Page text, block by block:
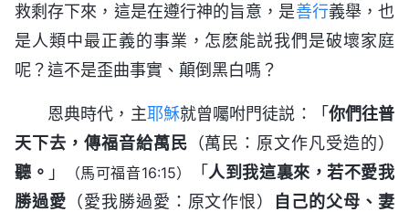
救剩存下來，這是在遵行神的旨意，是善行義舉，也
是人類中最正義的事業，怎麽能説我們是破壞家庭
呢？這不是歪曲事實、顛倒黑白嗎？
恩典時代，主耶穌就曾囑咐門徒説：「你們往普
天下去，傳福音給萬民 （萬民：原文作凡受造的）
聽。 」 （馬可福音16:15） 「人到我這裏來，若不愛我
勝過愛 （愛我勝過愛：原文作恨）
自己的父母、妻